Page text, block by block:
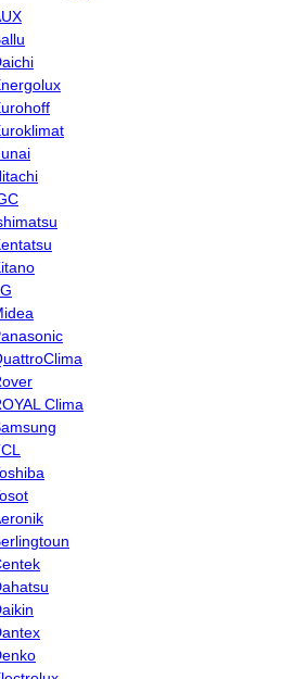
Clima